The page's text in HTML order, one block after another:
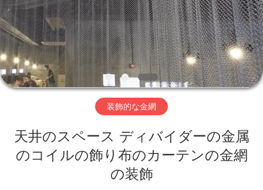
製
品
ビ
オ
Ltd..
All
Rights
Reserved.
装飾的な金網
天井のスペース ディバイダーの金属
のコイルの飾り布のカーテンの金網
の装飾